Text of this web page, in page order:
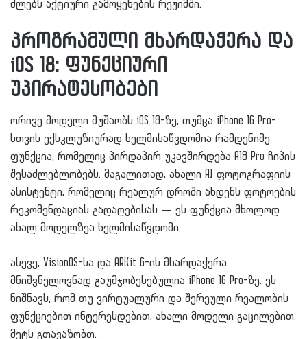
ძლებს აქტიური გამოყენების რეჟიმში.
პროგრამული მხარდაჭერა და
iOS 18: ფუნქციური
უპირატესობები
ორივე მოდელი მუშაობს iOS 18-ზე, თუმცა iPhone 16 Pro-
სთვის ექსკლუზიურად ხელმისაწვდომია რამდენიმე
ფუნქცია, რომელიც პირდაპირ უკავშირდება A18 Pro ჩიპის
შესაძლებლობებს. მაგალითად, ახალი AI ფოტოგრაფიის
ასისტენტი, რომელიც რეალურ დროში ახდენს ფოტოების
რეკომენდაციას გადაღებისას — ეს ფუნქცია მხოლოდ
ახალ მოდელზეა ხელმისაწვდომი.
ასევე, VisionOS-სა და ARKit 6-ის მხარდაჭერა
მნიშვნელოვნად გაუმჯობესებულია iPhone 16 Pro-ზე. ეს
ნიშნავს, რომ თუ ვირტუალური და შერეული რეალობის
ფუნქციებით ინტერესდებით, ახალი მოდელი გაცილებით
მეტს გთავაზობთ.